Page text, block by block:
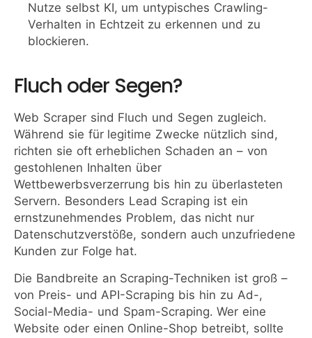
Nutze selbst KI, um untypisches Crawling-
Verhalten in Echtzeit zu erkennen und zu
blockieren.
Fluch oder Segen?
Web Scraper sind Fluch und Segen zugleich.
Während sie für legitime Zwecke nützlich sind,
richten sie oft erheblichen Schaden an – von
gestohlenen Inhalten über
Wettbewerbsverzerrung bis hin zu überlasteten
Servern. Besonders Lead Scraping ist ein
ernstzunehmendes Problem, das nicht nur
Datenschutzverstöße, sondern auch unzufriedene
Kunden zur Folge hat.
Die Bandbreite an Scraping-Techniken ist groß –
von Preis- und API-Scraping bis hin zu Ad-,
Social-Media- und Spam-Scraping. Wer eine
Website oder einen Online-Shop betreibt, sollte